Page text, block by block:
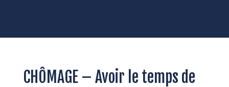
CHÔMAGE – Avoir le temps de